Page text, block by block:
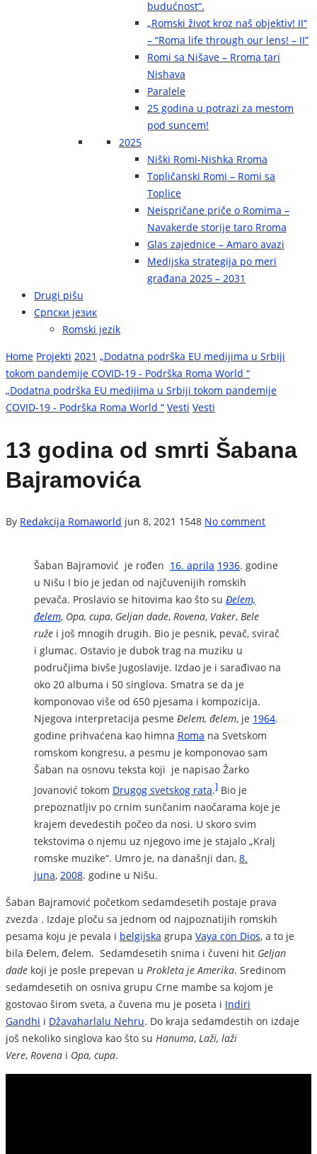
budućnost“.
„Romski život kroz naš objektiv! II“
– “Roma life through our lens! – II”
Romi sa Nišave – Rroma tari
Nishava
Paralele
25 godina u potrazi za mestom
pod suncem!
2025
Niški Romi-Nishka Rroma
Topličanski Romi – Romi sa
Toplice
Neispričane priče o Romima –
Navakerde storije taro Rroma
Glas zajednice – Amaro avazi
Medijska strategija po meri
građana 2025 – 2031
Drugi pišu
Српски језик
Romski jezik
Home Projekti 2021 „Dodatna podrška EU medijima u Srbiji
tokom pandemije COVID-19 - Podrška Roma World “
„Dodatna podrška EU medijima u Srbiji tokom pandemije
COVID-19 - Podrška Roma World “ Vesti Vesti
13 godina od smrti Šabana
Bajramovića
By Redakcija Romaworld jun 8, 2021 1548 No comment
Šaban Bajramović je rođen 16. aprila 1936. godine
u Nišu I bio je jedan od najčuvenijih romskih
pevača. Proslavio se hitovima kao što su Đelem,
đelem, Opa, cupa, Geljan dade, Rovena, Vaker, Bele
ruže i još mnogih drugih. Bio je pesnik, pevač, svirač
i glumac. Ostavio je dubok trag na muziku u
područjima bivše Jugoslavije. Izdao je i sarađivao na
oko 20 albuma i 50 singlova. Smatra se da je
komponovao više od 650 pjesama i kompozicija.
Njegova interpretacija pesme Đelem, đelem, je 1964.
godine prihvaćena kao himna Roma na Svetskom
romskom kongresu, a pesmu je komponovao sam
Šaban na osnovu teksta koji je napisao Žarko
Jovanović tokom Drugog svetskog rata.] Bio je
prepoznatljiv po crnim sunčanim naočarama koje je
krajem devedestih počeo da nosi. U skoro svim
tekstovima o njemu uz njegovo ime je stajalo „Kralj
romske muzike“. Umro je, na današnji dan, 8.
juna, 2008. godine u Nišu.
Šaban Bajramović početkom sedamdesetih postaje prava
zvezda . Izdaje ploču sa jednom od najpoznatijih romskih
pesama koju je pevala i belgijska grupa Vaya con Dios, a to je
bila Đelem, đelem. Sedamdesetih snima i čuveni hit Geljan
dade koji je posle prepevan u Prokleta je Amerika. Sredinom
sedamdesetih on osniva grupu Crne mambe sa kojom je
gostovao širom sveta, a čuvena mu je poseta i Indiri
Gandhi i Džavaharlalu Nehru. Do kraja sedamdestih on izdaje
još nekoliko singlova kao što su Hanuma, Laži, laži
Vere, Rovena i Opa, cupa.